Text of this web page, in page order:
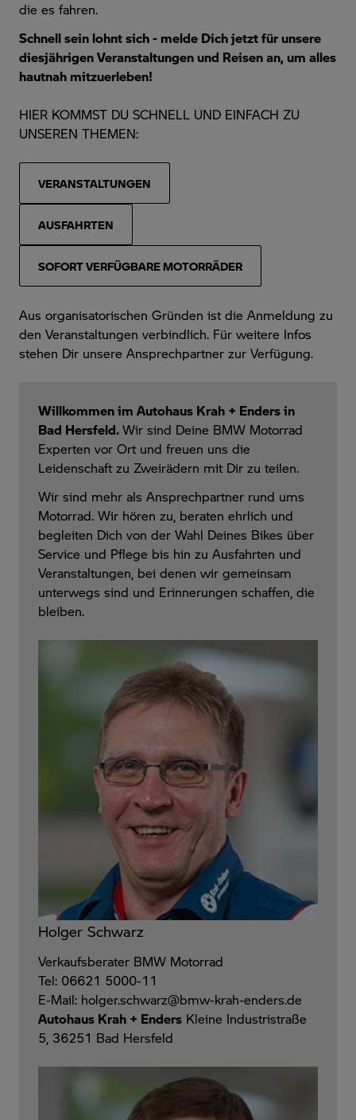
die es fahren.
Schnell sein lohnt sich - melde Dich jetzt für unsere
diesjährigen Veranstaltungen und Reisen an, um alles
hautnah mitzuerleben!
HIER KOMMST DU SCHNELL UND EINFACH ZU
UNSEREN THEMEN:
VERANSTALTUNGEN
AUSFAHRTEN
SOFORT VERFÜGBARE MOTORRÄDER
Aus organisatorischen Gründen ist die Anmeldung zu
den Veranstaltungen verbindlich. Für weitere Infos
stehen Dir unsere Ansprechpartner zur Verfügung.
Willkommen im Autohaus Krah + Enders in
Bad Hersfeld.Wir sind Deine BMW Motorrad
Experten vor Ort und freuen uns die
Leidenschaft zu Zweirädern mit Dir zu teilen.
Wir sind mehr als Ansprechpartner rund ums
Motorrad. Wir hören zu, beraten ehrlich und
begleiten Dich von der Wahl Deines Bikes über
Service und Pflege bis hin zu Ausfahrten und
Veranstaltungen, bei denen wir gemeinsam
unterwegs sind und Erinnerungen schaffen, die
bleiben.
Holger Schwarz
Verkaufsberater BMW Motorrad
Tel: 06621 5000-11
E-Mail: holger.schwarz@bmw-krah-enders.de
Autohaus Krah + Enders Kleine Industristraße
5, 36251 Bad Hersfeld